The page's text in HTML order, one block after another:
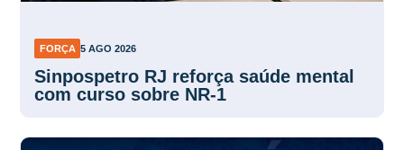
FORÇA 5 AGO 2026
Sinpospetro RJ reforça saúde mental
com curso sobre NR-1